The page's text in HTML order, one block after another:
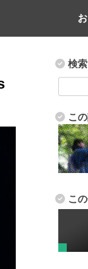
検索
こ
こ